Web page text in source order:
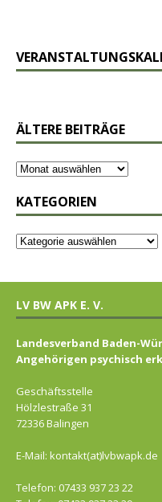
ÄLTERE BEITRÄGE
KATEGORIEN
LV BW APK E. V.
Landesverband Baden-
Angehörigen psychisch
Geschäftsstelle
Hölzlestraße 31
72336 Balingen
E-Mail: kontakt(at)lvbwapk.de
Telefon: 07433 937 23 22